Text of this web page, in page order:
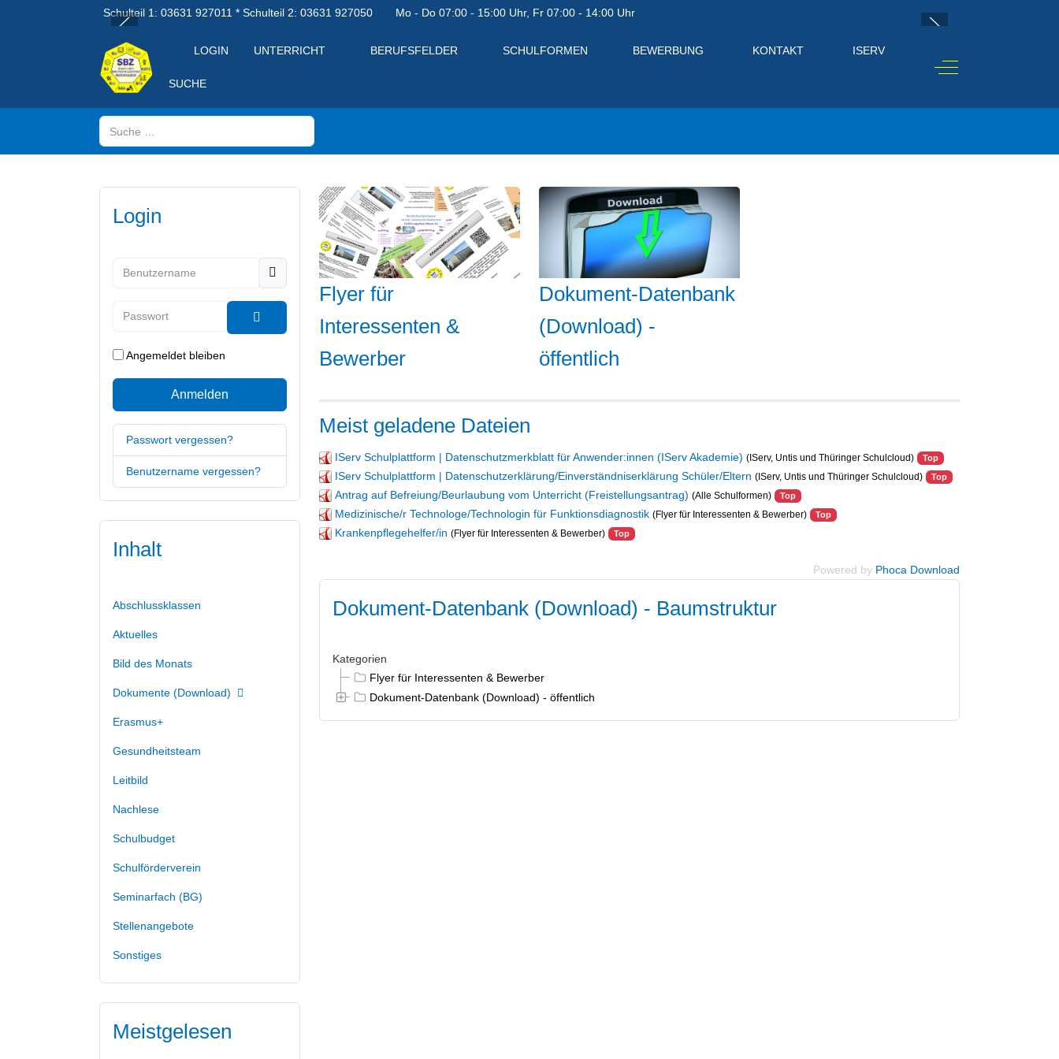
Schulteil 1: 03631 927011 * Schulteil 2: 03631 927050 Mo - Do 07:00 - 15:00 Uhr, Fr 07:00 - 14:00 Uhr
LOGIN UNTERRICHT BERUFSFELDER SCHULFORMEN BEWERBUNG KONTAKT ISERV
SUCHE
Off-Canvas Toggle
Suchen
Login
Passwort anzeigen
Angemeldet bleiben
Anmelden
Passwort vergessen?
Benutzername vergessen?
Inhalt
Abschlussklassen
Aktuelles
Bild des Monats
Dokumente (Download)
Erasmus+
Gesundheitsteam
Leitbild
Nachlese
Schulbudget
Schulförderverein
Seminarfach (BG)
Stellenangebote
Sonstiges
Meistgelesen
Flyer für
Interessenten &
Bewerber
Dokument-Datenbank
(Download) -
öffentlich
Meist geladene Dateien
IServ Schulplattform | Datenschutzmerkblatt für Anwender:innen (IServ Akademie) (IServ, Untis und Thüringer Schulcloud) Top
IServ Schulplattform | Datenschutzerklärung/Einverständniserklärung Schüler/Eltern (IServ, Untis und Thüringer Schulcloud) Top
Antrag auf Befreiung/Beurlaubung vom Unterricht (Freistellungsantrag) (Alle Schulformen) Top
Medizinische/r Technologe/Technologin für Funktionsdiagnostik (Flyer für Interessenten & Bewerber) Top
Krankenpflegehelfer/in (Flyer für Interessenten & Bewerber) Top
Powered by Phoca Download
Dokument-Datenbank (Download) - Baumstruktur
Kategorien
Flyer für Interessenten & Bewerber
Dokument-Datenbank (Download) - öffentlich